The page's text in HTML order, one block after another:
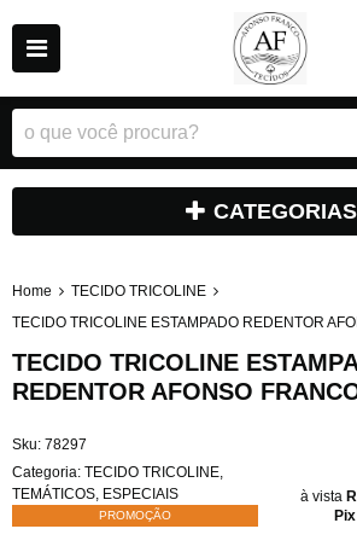
CATEGORIAS
Home
TECIDO TRICOLINE
TECIDO TRICOLINE ESTAMPADO REDENTOR
TECIDO TRICOLINE
REDENTOR AFONSO
Sku: 78297
Categoria: TECIDO TRICOLINE
TEMÁTICOS ESPECIAIS
PROMOÇÃO
à vista